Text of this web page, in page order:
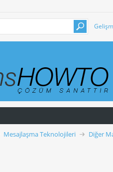
Mesajlaşma Teknolojileri Diğer